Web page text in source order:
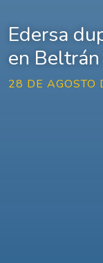
Edersa
en
28 DE AGOSTO